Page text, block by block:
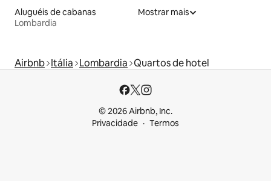
Aluguéis de cabanas
Lombardia
Mostrar mais
Airbnb Itália Lombardia Quartos de hotel
© 2026 Airbnb, Inc.
Privacidade
Termos